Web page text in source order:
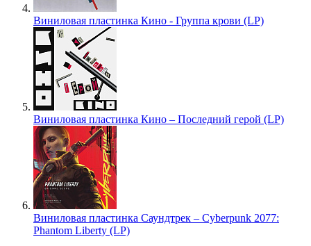
Виниловая пластинка Кино - Группа крови (LP)
Виниловая пластинка Кино – Последний герой (LP)
Виниловая пластинка Саундтрек – Cyberpunk 2077:
Phantom Liberty (LP)